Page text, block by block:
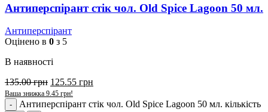
Антиперспірант стік чол. Old Spice Lagoon 50 мл.
Антиперспірант
Оцінено в 0 з 5
В наявності
135.00грн 125.55 грн
Ваша знижка 9.45 грн!
Антиперспірант стік чол. Old Spice Lagoon 50 мл. кількість